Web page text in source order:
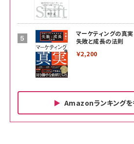
マーケティングの真
失敗と成長の法則
￥2,200
Amazonランキングを